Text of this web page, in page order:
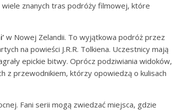
znanych tras podróży filmowej, które
w Nowej Zelandii. To wyjątkowa podróż przez
na powieści J.R.R. Tolkiena. Uczestnicy mają
epickie bitwy. Oprócz podziwiania widoków,
z przewodnikiem, którzy opowiedzą o kulisach
Fani serii mogą zwiedzać miejsca, gdzie